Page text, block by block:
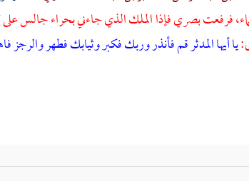
فرفعت بصري فإذا الملك الذي جاءني بحراء جالس
يا أيها المدثرقم فأنذروربك فكبروثيابك فطهروالرجز